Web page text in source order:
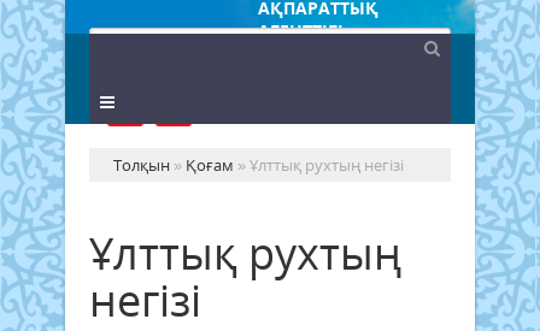
АҚПАРАТТЫҚ
АГЕНТТІГІ
Толқын » Қоғам » Ұлттық рухтың негізі
Ұлттық рухтың
негізі